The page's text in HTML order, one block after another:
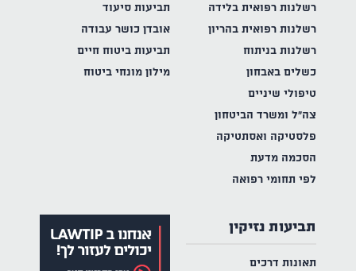
רשלנות רפואית בלידה
רשלנות רפואית בהריון
רשלנות בניתוח
כשלים באבחון
טיפולי שיניים
צה"ל ומשרד הביטחון
פלסטיקה ואסתטיקה
הסכמה מדעת
לפי תחומי רפואה
תביעות סיעוד
אובדן כושר עבודה
תביעות ביטוח חיים
מילון מונחי ביטוח
תביעות נזיקין
תאונות דרכים